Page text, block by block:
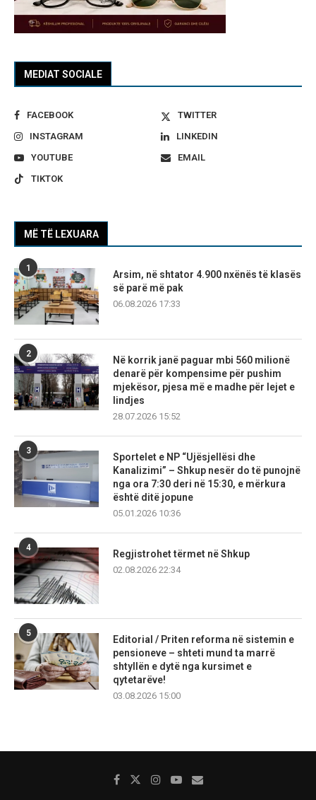
MEDIAT SOCIALE
FACEBOOK
TWITTER
INSTAGRAM
LINKEDIN
YOUTUBE
EMAIL
TIKTOK
MË TË LEXUARA
1
Arsim, në shtator 4.900 nxënës të klasës
së parë më pak
06.08.2026 17:33
2
Në korrik janë paguar mbi 560 milionë
denarë për kompensime për pushim
mjekësor, pjesa më e madhe për lejet e
lindjes
28.07.2026 15:52
3
Sportelet e NP “Ujësjellësi dhe
Kanalizimi” – Shkup nesër do të punojnë
nga ora 7:30 deri në 15:30, e mërkura
është ditë jopune
05.01.2026 10:36
4
Regjistrohet tërmet në Shkup
02.08.2026 22:34
5
Editorial / Priten reforma në sistemin e
pensioneve – shteti mund ta marrë
shtyllën e dytë nga kursimet e
qytetarëve!
03.08.2026 15:00